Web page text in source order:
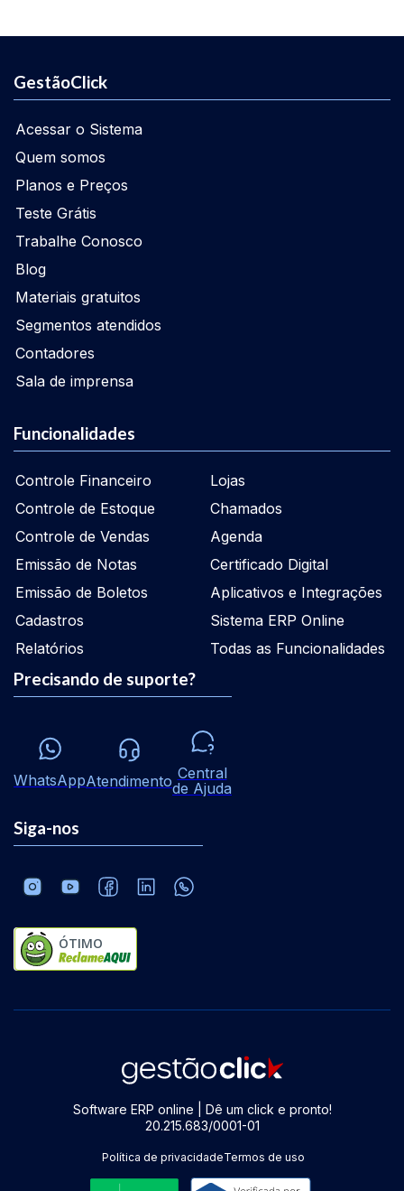
GestãoClick
Acessar o Sistema
Quem somos
Planos e Preços
Teste Grátis
Trabalhe Conosco
Blog
Materiais gratuitos
Segmentos atendidos
Contadores
Sala de imprensa
Funcionalidades
Controle Financeiro
Controle de Estoque
Controle de Vendas
Emissão de Notas
Emissão de Boletos
Cadastros
Relatórios
Lojas
Chamados
Agenda
Certificado Digital
Aplicativos e Integrações
Sistema ERP Online
Todas as Funcionalidades
Precisando de suporte?
WhatsAppAtendimento Central
de Ajuda
Siga-nos
ÓTIMO
Software ERP online | Dê um click e pronto!
20.215.683/0001-01
Política de privacidadeTermos de uso